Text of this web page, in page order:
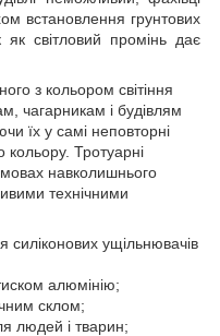
встановлення грунтових
як світловий промінь дає
з кольором світіння
чагарникам і будівлям
їх у самі неповторні
кольору. Тротуарні
навколишнього
технічними
силіконових ущільнювачів
алюмінію;
склом;
людей і тварин;